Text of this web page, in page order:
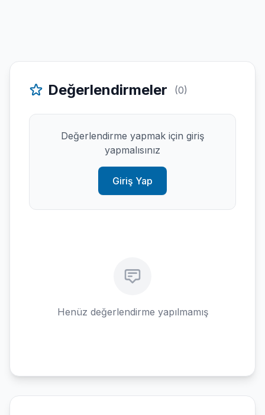
Değerlendirmeler (0)
Değerlendirme yapmak için giriş
yapmalısınız
Giriş Yap
Henüz değerlendirme yapılmamış